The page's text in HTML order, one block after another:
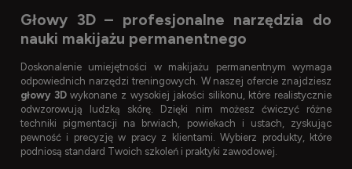
Głowy 3D – profesjonalne narzędzia do
nauki makijażu permanentnego
Doskonalenie umiejętności w makijażu permanentnym wymaga
odpowiednich narzędzi treningowych. W naszej ofercie znajdziesz
głowy 3Dwykonane z wysokiej jakości silikonu, które realistycznie
odwzorowują ludzką skórę. Dzięki nim możesz ćwiczyć różne
techniki pigmentacji na brwiach, powiekach i ustach, zyskując
pewność i precyzję w pracy z klientami. Wybierz produkty, które
podniosą standard Twoich szkoleń i praktyki zawodowej.